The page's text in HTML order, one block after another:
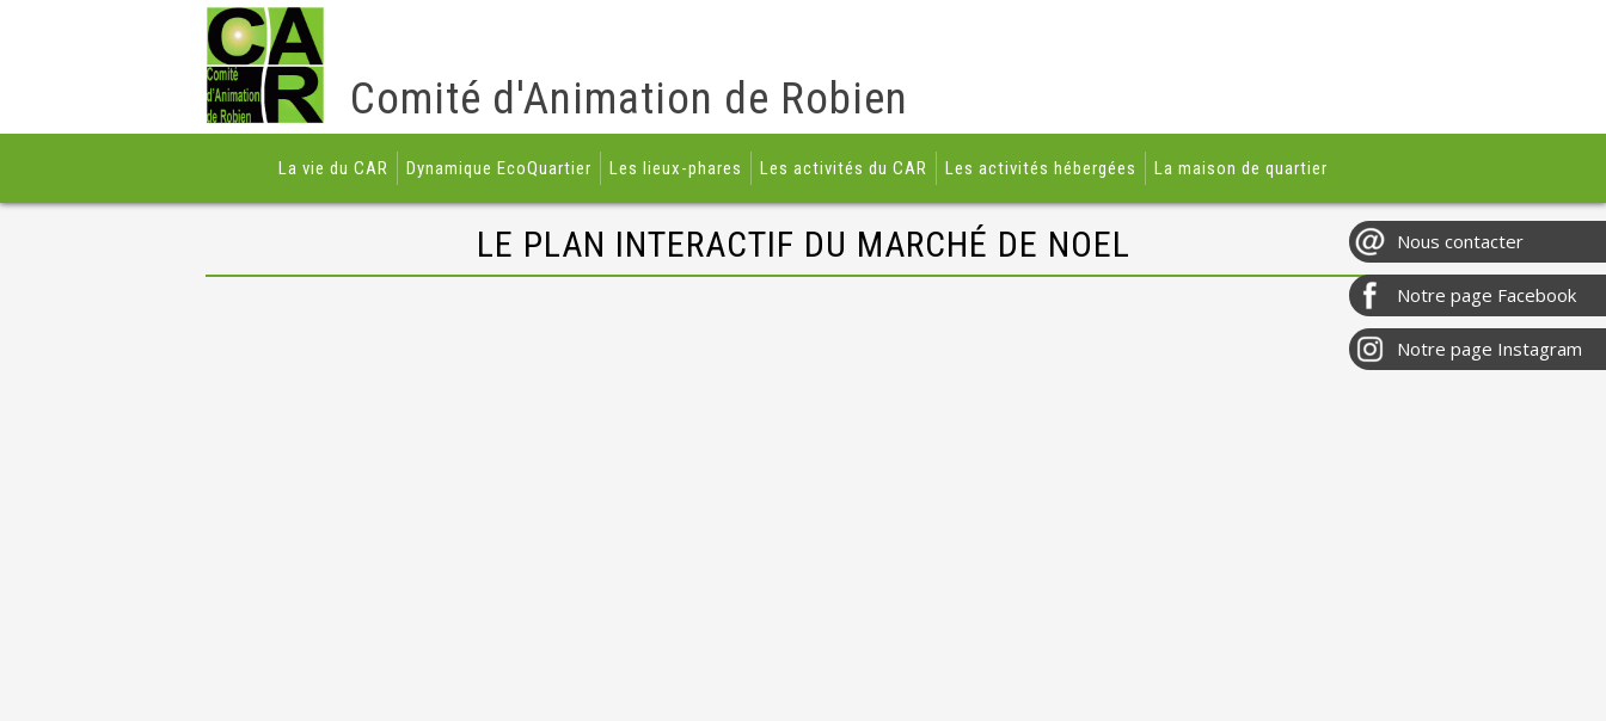
Comité d'Animation de Robien
La vie du CAR Dynamique EcoQuartier Les lieux-phares Les activités du CAR Les activités hébergées La maison de quartier
LE PLAN INTERACTIF DU MARCHÉ DE NOEL